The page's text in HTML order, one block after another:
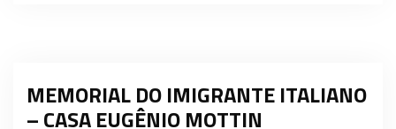
MEMORIAL DO IMIGRANTE ITALIANO
– CASA EUGÊNIO MOTTIN